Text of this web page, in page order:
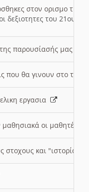
στον ορισμο
δεξιοτητες του 21ου
παρουσίασής μας
που θα γινουν στο
εργασια
οι μαθητές/
στοχους και "ιστορία"